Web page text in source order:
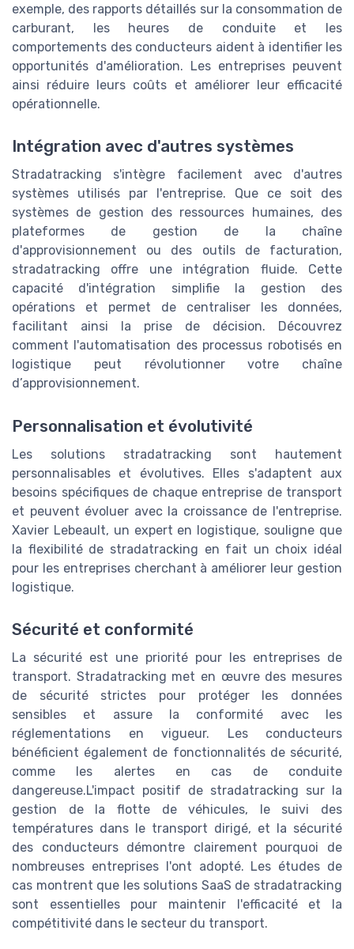
exemple, des rapports détaillés sur la consommation de
carburant, les heures de conduite et les
comportements des conducteurs aident à identifier les
opportunités d'amélioration. Les entreprises peuvent
ainsi réduire leurs coûts et améliorer leur efficacité
opérationnelle.
Intégration avec d'autres systèmes
Stradatracking s'intègre facilement avec d'autres
systèmes utilisés par l'entreprise. Que ce soit des
systèmes de gestion des ressources humaines, des
plateformes de gestion de la chaîne
d'approvisionnement ou des outils de facturation,
stradatracking offre une intégration fluide. Cette
capacité d'intégration simplifie la gestion des
opérations et permet de centraliser les données,
facilitant ainsi la prise de décision. Découvrez
comment l'automatisation des processus robotisés en
logistique peut révolutionner votre chaîne
d’approvisionnement.
Personnalisation et évolutivité
Les solutions stradatracking sont hautement
personnalisables et évolutives. Elles s'adaptent aux
besoins spécifiques de chaque entreprise de transport
et peuvent évoluer avec la croissance de l'entreprise.
Xavier Lebeault, un expert en logistique, souligne que
la flexibilité de stradatracking en fait un choix idéal
pour les entreprises cherchant à améliorer leur gestion
logistique.
Sécurité et conformité
La sécurité est une priorité pour les entreprises de
transport. Stradatracking met en œuvre des mesures
de sécurité strictes pour protéger les données
sensibles et assure la conformité avec les
réglementations en vigueur. Les conducteurs
bénéficient également de fonctionnalités de sécurité,
comme les alertes en cas de conduite
dangereuse.L'impact positif de stradatracking sur la
gestion de la flotte de véhicules, le suivi des
températures dans le transport dirigé, et la sécurité
des conducteurs démontre clairement pourquoi de
nombreuses entreprises l'ont adopté. Les études de
cas montrent que les solutions SaaS de stradatracking
sont essentielles pour maintenir l'efficacité et la
compétitivité dans le secteur du transport.